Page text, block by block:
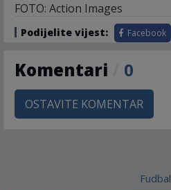
FOTO: Action Images
Podijelite vijest: Facebook
Komentari 0
OSTAVITE KOMENTAR
Fudbal